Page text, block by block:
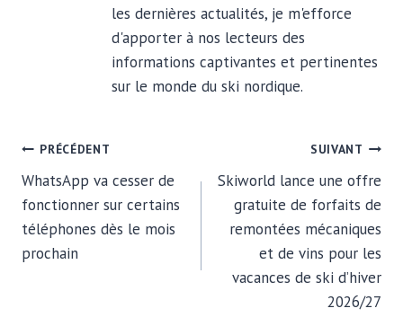
les dernières actualités, je m'efforce
d'apporter à nos lecteurs des
informations captivantes et pertinentes
sur le monde du ski nordique.
NAVIGATION
DE
L’ARTICLE
PRÉCÉDENT
WhatsApp va cesser de
fonctionner sur certains
téléphones dès le mois
prochain
SUIVANT
Skiworld lance une offre
gratuite de forfaits de
remontées mécaniques
et de vins pour les
vacances de ski d’hiver
2026/27